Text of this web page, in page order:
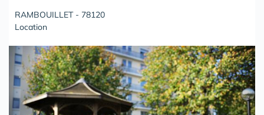
RAMBOUILLET - 78120
Location